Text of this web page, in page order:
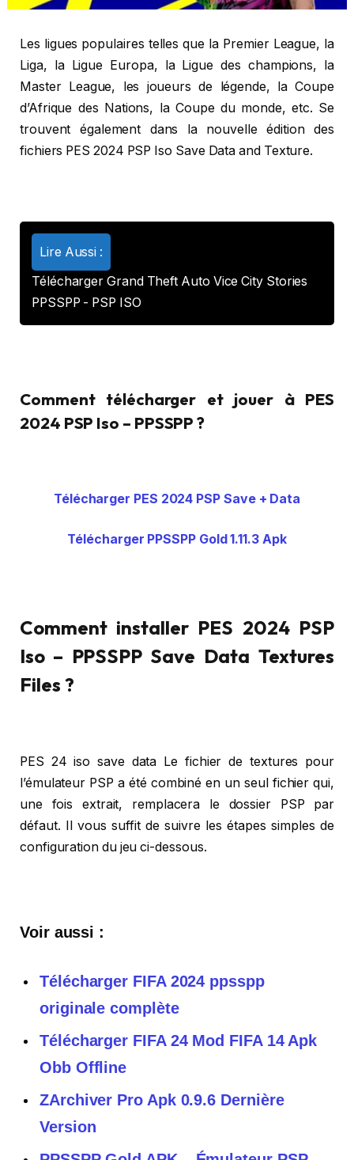
Les ligues populaires telles que la Premier League, la
Liga, la Ligue Europa, la Ligue des champions, la
Master League, les joueurs de légende, la Coupe
d’Afrique des Nations, la Coupe du monde, etc. Se
trouvent également dans la nouvelle édition des
fichiers PES 2024 PSP Iso Save Data and Texture.
Lire Aussi :
Télécharger Grand Theft Auto Vice City Stories
PPSSPP - PSP ISO
Comment télécharger et jouer à PES
2024 PSP Iso – PPSSPP ?
Télécharger PES 2024 PSP Save + Data
Télécharger PPSSPP Gold 1.11.3 Apk
Comment installer PES 2024 PSP
Iso – PPSSPP Save Data Textures
Files ?
PES 24 iso save data Le fichier de textures pour
l’émulateur PSP a été combiné en un seul fichier qui,
une fois extrait, remplacera le dossier PSP par
défaut. Il vous suffit de suivre les étapes simples de
configuration du jeu ci-dessous.
Voir aussi :
Télécharger FIFA 2024 ppsspp
originale complète
Télécharger FIFA 24 Mod FIFA 14 Apk
Obb Offline
ZArchiver Pro Apk 0.9.6 Dernière
Version